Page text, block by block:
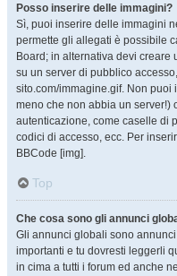
Posso inserire delle immagini?
Sì, puoi inserire delle immagini
permette gli allegati è possibile
Board; in alternativa devi creare
su un server di pubblico
sito.com/immagine.gif. Non
meno che non abbia un server!)
autenticazione, come caselle di
codici di accesso, ecc. Per
BBCode [img].
Top
Che cosa sono gli annunci
Gli annunci globali sono
importanti e tu dovresti leggerli
in cima a tutti i forum ed anche